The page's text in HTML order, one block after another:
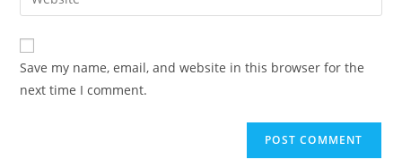
comment
address
comment
your
website
URL
(optional)
Save my name, email, and website in this browser for the
next time I comment.